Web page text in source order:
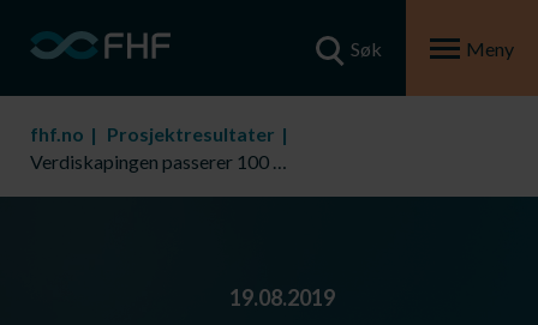
Søk Meny
fhf.no
Prosjektresultater
Verdiskapingen passerer 100 mrd. Nye analyser foreligger
19.08.2019